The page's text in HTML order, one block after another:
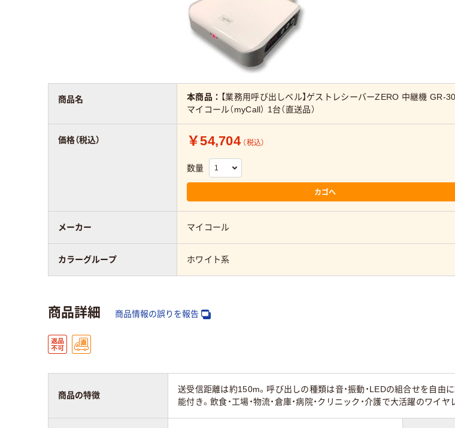
商品名 本商品： 【業務用呼び出しベル】ゲストレシーバーZERO 中継機 GR-
マイコール（myCall） 1台（直送品）
価格（税込） ￥54,704 （税込）
数量
カゴへ
メーカー マイコール
カラーグループ ホワイト系
商品詳細 商品情報の誤りを報告
商品の特徴
送受信距離は約150m。呼び出しの種類は音・振動・LEDの組合せを自
能付き。飲食・工場・物流・倉庫・病院・クリニック・介護で大活躍のワイヤ